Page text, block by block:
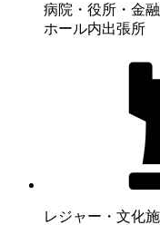
病院・役所・金
ホール内出張所
レジャー・文化